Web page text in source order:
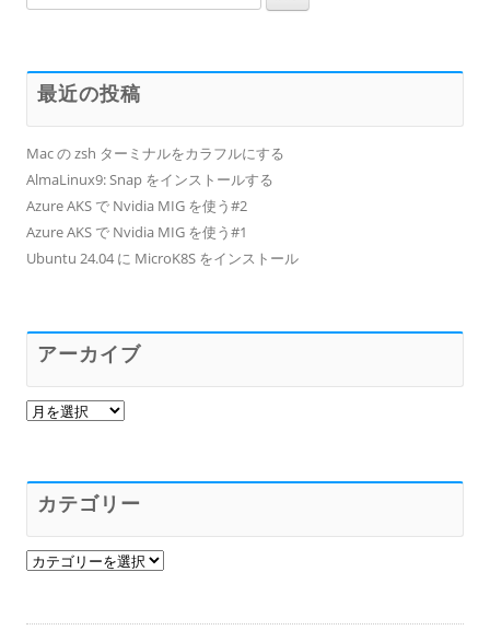
索:
最近の投稿
Mac の zsh ターミナルをカラフルにする
AlmaLinux9: Snap をインストールする
Azure AKS で Nvidia MIG を使う#2
Azure AKS で Nvidia MIG を使う#1
Ubuntu 24.04 に MicroK8S をインストール
アーカイブ
ア
ー
カテゴリー
カ
テ